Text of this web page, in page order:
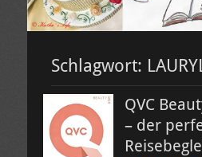
Schlagwort:
QVC
– der